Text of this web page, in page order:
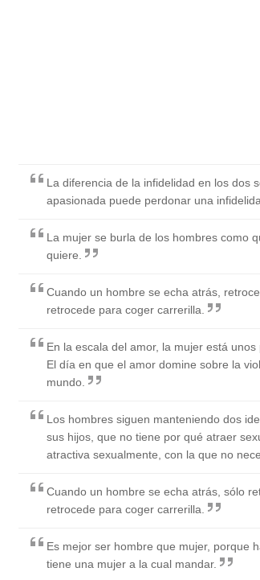
La diferencia de la infidelidad en los dos
apasionada puede perdonar una
La mujer se burla de los hombres como
quiere.
Cuando un hombre se echa atrás,
retrocede para coger carrerilla.
En la escala del amor, la mujer está
El día en que el amor domine sobre la
mundo.
Los hombres siguen manteniendo dos
sus hijos, que no tiene por qué atraer
atractiva sexualmente, con la que no
Cuando un hombre se echa atrás, sólo
retrocede para coger carrerilla.
Es mejor ser hombre que mujer, porque
tiene una mujer a la cual mandar.